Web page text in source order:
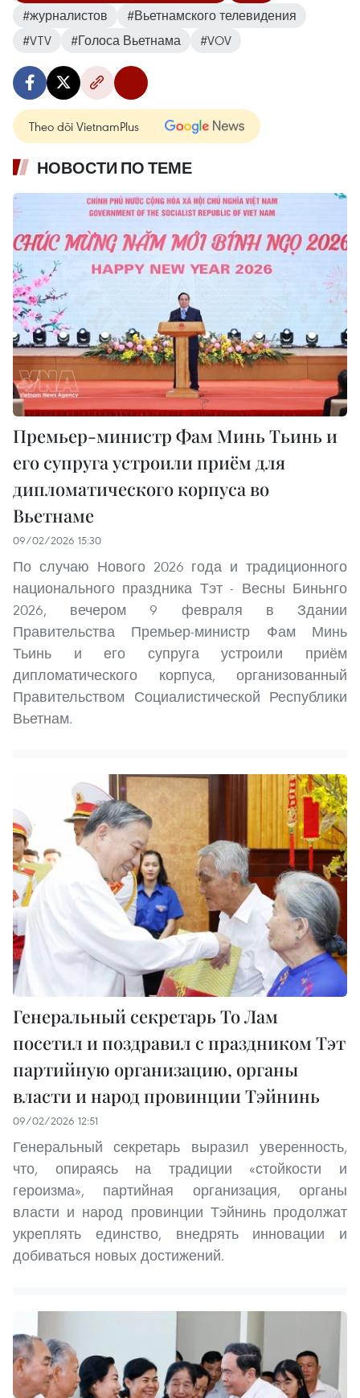
#журналистов
#Вьетнамского телевидения
#VTV
#Голоса Вьетнама #VOV
Theo dõi VietnamPlus
НОВОСТИ ПО ТЕМЕ
Премьер-министр Фам Минь Тьинь и
его супруга устроили приём для
дипломатического корпуса во
Вьетнаме
09/02/2026 15:30
По случаю Нового 2026 года и традиционного
национального праздника Тэт - Весны Биньнго
2026, вечером 9 февраля в Здании
Правительства Премьер-министр Фам Минь
Тьинь и его супруга устроили приём
дипломатического корпуса, организованный
Правительством Социалистической Республики
Вьетнам.
Генеральный секретарь То Лам
посетил и поздравил с праздником Тэт
партийную организацию, органы
власти и народ провинции Тэйнинь
09/02/2026 12:51
Генеральный секретарь выразил уверенность,
что, опираясь на традиции «стойкости и
героизма», партийная организация, органы
власти и народ провинции Тэйнинь продолжат
укреплять единство, внедрять инновации и
добиваться новых достижений.